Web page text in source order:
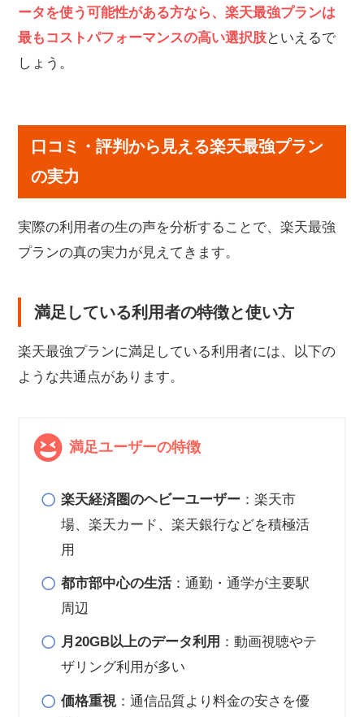
ータを使う可能性がある方なら、楽天最強プランは
最もコストパフォーマンスの高い選択肢といえるで
しょう。
口コミ・評判から見える楽天最強プラン
の実力
実際の利用者の生の声を分析することで、楽天最強
プランの真の実力が見えてきます。
満足している利用者の特徴と使い方
楽天最強プランに満足している利用者には、以下の
ような共通点があります。
満足ユーザーの特徴
楽天経済圏のヘビーユーザー ：楽天市
場、楽天カード、楽天銀行などを積極活
用
都市部中心の生活：通勤・通学が主要駅
周辺
月20GB以上のデータ利用 ：動画視聴やテ
ザリング利用が多い
価格重視：通信品質より料金の安さを優